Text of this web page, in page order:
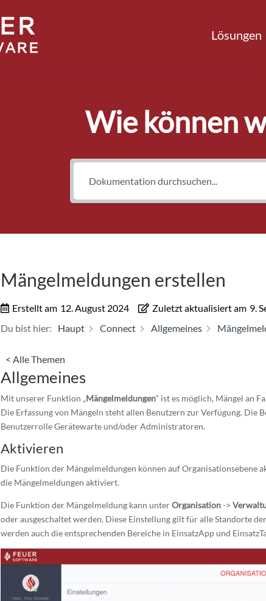
Lösungen
Wie können
Mängelmeldungen erstellen
Erstellt am 12. August 2024 Zuletzt aktualisiert am 9.
Du bist hier:
Haupt Connect Allgemeines
< Alle Themen
Allgemeines
Mit unserer Funktion „Mängelmeldungen“ ist es möglich, Mängel an
Die Erfassung von Mängeln steht allen Benutzern zur Verfügung. Die
Benutzerrolle Gerätewarte und/oder Administratoren.
Aktivieren
Die Funktion der Mängelmeldungen können auf Organisationsebene
die Mängelmeldungen aktiviert.
Die Funktion der Mängelmeldung kann unterOrganisation->
oder ausgeschaltet werden. Diese Einstellung gilt für alle Standorte
werden auch die entsprechenden Bereiche in EinsatzApp und